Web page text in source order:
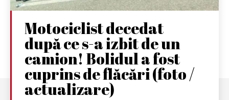
Motociclist decedat
după ce s-a izbit de un
camion! Bolidul a fost
cuprins de flăcări (foto /
actualizare)